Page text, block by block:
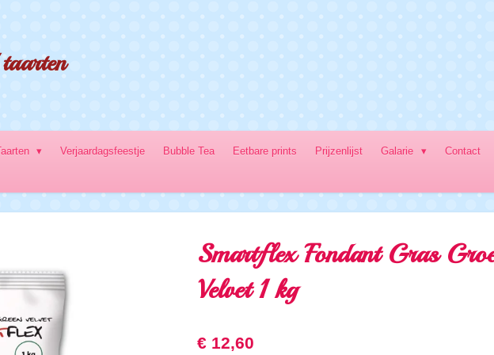
Verjaardagsfeestje Bubble Tea Eetbare prints Prijzenlijst Galarie Contact
Smartflex Fondant Gras
Velvet 1 kg
€ 12,60